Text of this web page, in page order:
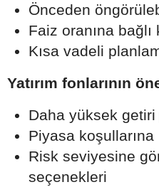
Önceden
Faiz oranına bağlı
Kısa vadeli
Yatırım fonlarının
Daha yüksek
Piyasa
Risk seviyesine
seçenekleri